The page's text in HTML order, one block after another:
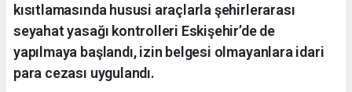
kısıtlamasında hususi araçlarla şehirlerarası
seyahat yasağı kontrolleri Eskişehir’de de
yapılmaya başlandı, izin belgesi olmayanlara idari
para cezası uygulandı.